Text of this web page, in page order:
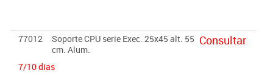
77012
Soporte CPU serie Exec. 25x45 alt. 55
cm. Alum.
7/10 días
Consultar